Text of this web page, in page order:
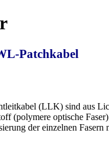
Patchkabel
(LLK) sind aus
(polymere optische
der einzelnen Fasern